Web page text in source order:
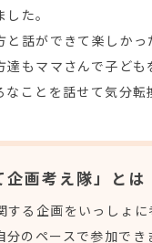
た。
と話ができて楽しかっ
達もママさんで子ど
なことを話せて気分
企画考え隊」とは
する企画をいっしょ
分のペースで参加でき